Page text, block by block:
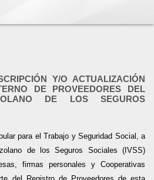
Y/O ACTUALIZACIÓN
DE PROVEEDORES DEL
DE LOS SEGUROS
para el Trabajo y Seguridad Social, a
de los Seguros Sociales (IVSS)
firmas personales y Cooperativas